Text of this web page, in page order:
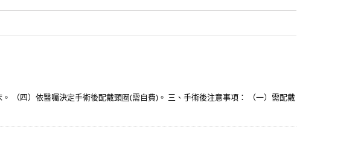
（四）依醫囑決定手術後配戴頸圈(需自費)。 三、手術後注意事項： （一）需配戴